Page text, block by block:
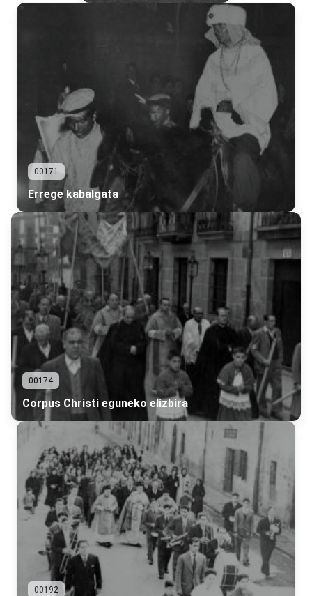
00171
Errege kabalgata
00174
Corpus Christi eguneko elizbira
00192